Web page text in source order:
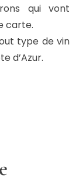
qui vont
carte.
type de vin
d’Azur.